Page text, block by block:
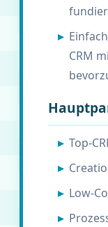
CRM
Top-
Low-